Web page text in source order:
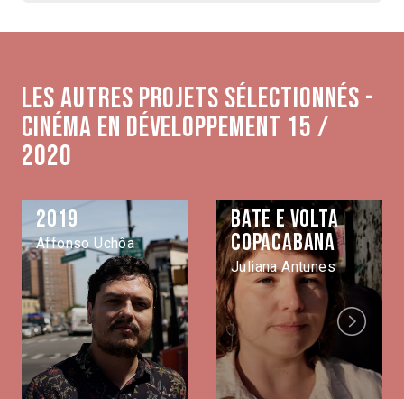
Les autres projets sélectionnés -
Cinéma en développement 15 /
2020
2019
Affonso Uchôa
Bate e volta
Copacabana
Juliana Antunes
Next